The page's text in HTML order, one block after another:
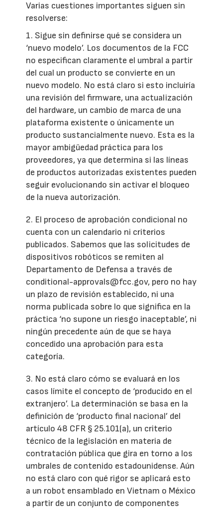
Varias cuestiones importantes siguen sin
resolverse:
1. Sigue sin definirse qué se considera un
‘nuevo modelo’. Los documentos de la FCC
no especifican claramente el umbral a partir
del cual un producto se convierte en un
nuevo modelo. No está claro si esto incluiría
una revisión del firmware, una actualización
del hardware, un cambio de marca de una
plataforma existente o únicamente un
producto sustancialmente nuevo. Esta es la
mayor ambigüedad práctica para los
proveedores, ya que determina si las líneas
de productos autorizadas existentes pueden
seguir evolucionando sin activar el bloqueo
de la nueva autorización.
2. El proceso de aprobación condicional no
cuenta con un calendario ni criterios
publicados. Sabemos que las solicitudes de
dispositivos robóticos se remiten al
Departamento de Defensa a través de
conditional-approvals@fcc.gov, pero no hay
un plazo de revisión establecido, ni una
norma publicada sobre lo que significa en la
práctica ‘no supone un riesgo inaceptable’, ni
ningún precedente aún de que se haya
concedido una aprobación para esta
categoría.
3. No está claro cómo se evaluará en los
casos límite el concepto de ‘producido en el
extranjero’. La determinación se basa en la
definición de ‘producto final nacional’ del
artículo 48 CFR § 25.101(a), un criterio
técnico de la legislación en materia de
contratación pública que gira en torno a los
umbrales de contenido estadounidense. Aún
no está claro con qué rigor se aplicará esto
a un robot ensamblado en Vietnam o México
a partir de un conjunto de componentes